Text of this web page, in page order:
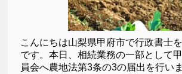
こんにちは山梨県甲府市で行政書士
です。本日、相続業務の一部として
員会へ農地法第3条の3の届出を行い